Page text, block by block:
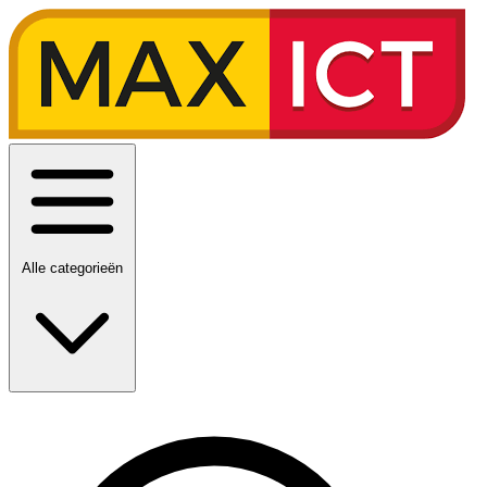
Alle categorieën